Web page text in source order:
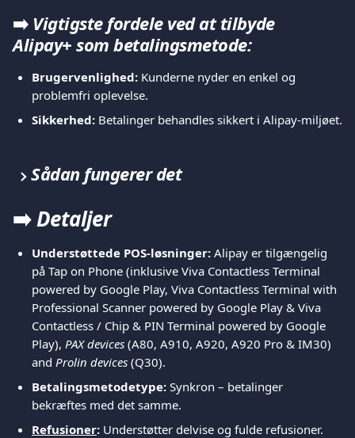
➡️ Vigtigste fordele ved at tilbyde
Alipay+ som betalingsmetode:
Brugervenlighed: Kunderne nyder en enkel og
problemfri oplevelse.
Sikkerhed: Betalinger behandles sikkert i Alipay-miljøet.
Sådan fungerer det
➡️ Detaljer
Understøttede POS-løsninger: Alipay er tilgængelig
på Tap on Phone (inklusive Viva Contactless Terminal
powered by Google Play, Viva Contactless Terminal with
Professional Scanner powered by Google Play & Viva
Contactless / Chip & PIN Terminal powered by Google
Play), PAX devices (A80, A910, A920, A920 Pro & IM30)
and Prolin devices (Q30).
Betalingsmetodetype: Synkron – betalinger
bekræftes med det samme.
Refusioner: Understøtter delvise og fulde refusioner.